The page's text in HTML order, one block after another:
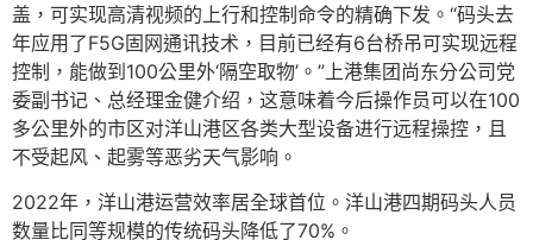
盖，可实现高清视频的上行和控制命令的精确下发。“码头去
年应用了F5G固网通讯技术，目前已经有6台桥吊可实现远程
控制，能做到100公里外‘隔空取物’。”上港集团尚东分公司党
委副书记、总经理金健介绍，这意味着今后操作员可以在100
多公里外的市区对洋山港区各类大型设备进行远程操控，且
不受起风、起雾等恶劣天气影响。
2022年，洋山港运营效率居全球首位。洋山港四期码头人员
数量比同等规模的传统码头降低了70%。